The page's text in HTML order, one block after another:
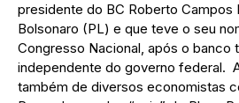
presidente do BC Roberto Campos
Bolsonaro (PL) e que teve o seu
Congresso Nacional, após o banco
independente do governo federal.
também de diversos economistas